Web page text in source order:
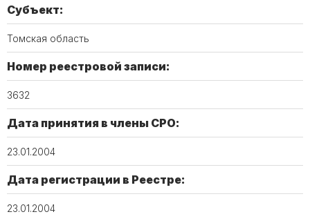
Субъект:
Томская область
Номер реестровой записи:
3632
Дата принятия в члены СРО:
23.01.2004
Дата регистрации в Реестре:
23.01.2004